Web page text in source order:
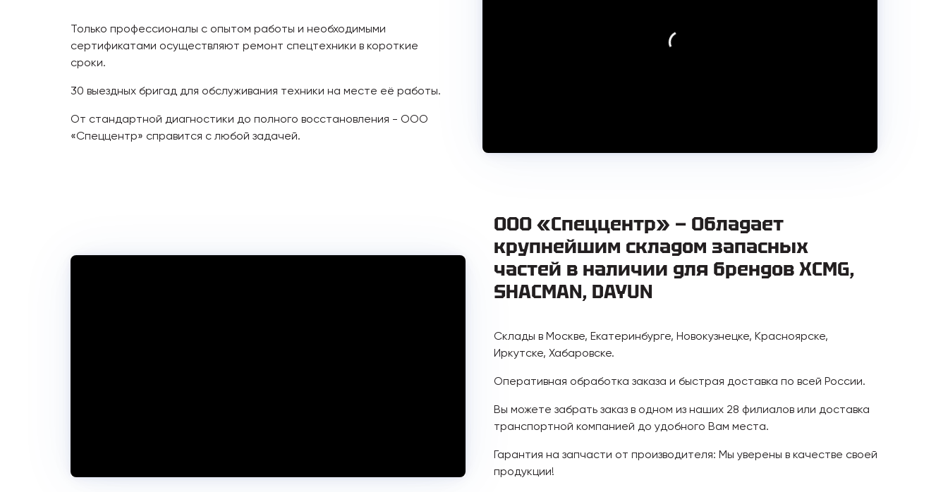
Только профессионалы с опытом работы и необходимыми
сертификатами осуществляют ремонт спецтехники в короткие
сроки.
30 выездных бригад для обслуживания техники на месте её работы.
От стандартной диагностики до полного восстановления - ООО
«Спеццентр» справится с любой задачей.
ООО «Спеццентр» — Обладает
крупнейшим складом запасных
частей в наличии для брендов XCMG,
SHACMAN, DAYUN
Склады в Москве, Екатеринбурге, Новокузнецке, Красноярске,
Иркутске, Хабаровске.
Оперативная обработка заказа и быстрая доставка по всей России.
Вы можете забрать заказ в одном из наших 28 филиалов или доставка
транспортной компанией до удобного Вам места.
Гарантия на запчасти от производителя: Мы уверены в качестве своей
продукции!